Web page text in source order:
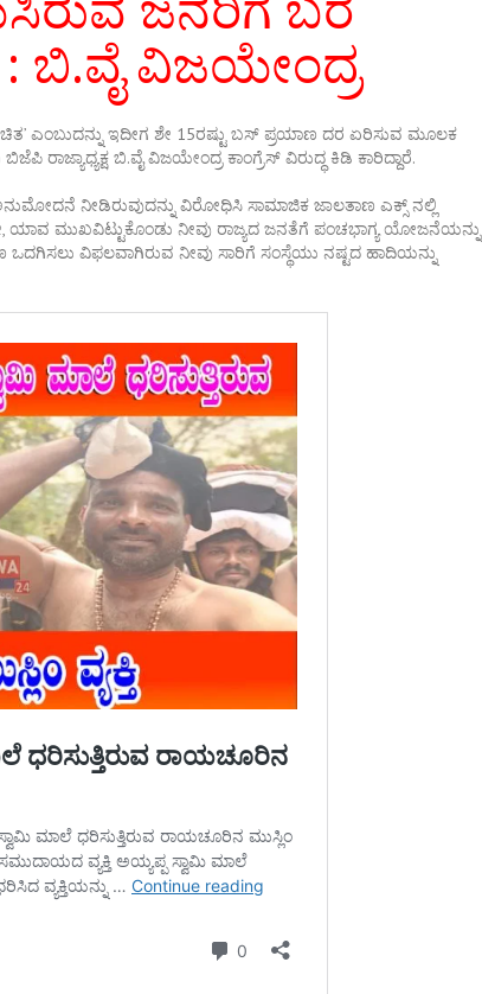
ಬಿ.ವೈ ವಿಜಯೇಂದ್ರ
ಇದೀಗ ಶೇ 15ರಷ್ಟು ಬಸ್ ಪ್ರಯಾಣ ದರ ಏರಿಸುವ ಮೂಲಕ
ಬಿ.ವೈ ವಿಜಯೇಂದ್ರ ಕಾಂಗ್ರೆಸ್ ವಿರುದ್ಧ ಕಿಡಿ ಕಾರಿದ್ದಾರೆ.
ನೀಡಿರುವುದನ್ನು ವಿರೋಧಿಸಿ ಸಾಮಾಜಿಕ ಜಾಲತಾಣ ಎಕ್ಸ್ ನಲ್ಲಿ
ಯಾವ ಮುಖವಿಟ್ಟುಕೊಂಡು ನೀವು ರಾಜ್ಯದ ಜನತೆಗೆ ಪಂಚಭಾಗ್ಯ ಯೋಜನೆಯನ್ನು
ಒದಗಿಸಲು ವಿಫಲವಾಗಿರುವ ನೀವು ಸಾರಿಗೆ ಸಂಸ್ಥೆಯು ನಷ್ಟದ ಹಾದಿಯನ್ನು